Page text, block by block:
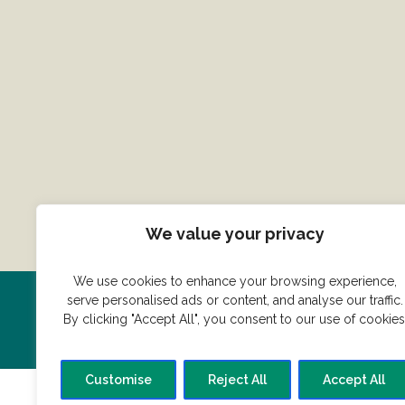
We value your privacy
We use cookies to enhance your browsing experience,
serve personalised ads or content, and analyse our traffic.
By clicking "Accept All", you consent to our use of
Customise Reject All Accept All
Har du en konge ret du vil